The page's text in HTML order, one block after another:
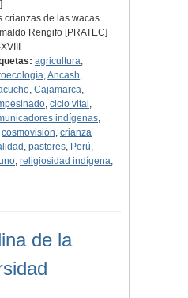
crianzas de las wacas
Rengifo [PRATEC]
agricultura,
,Ancash,
,Cajamarca,
,ciclo vital ,
indígenas,
cosmovisión, crianza
, pastores, Perú,
, religiosidad indígena,
de la